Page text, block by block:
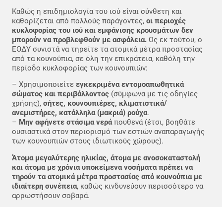
Καθώς η επιδημιολογία του ιού είναι σύνθετη και
καθορίζεται από πολλούς παράγοντες, οι περιοχές
κυκλοφορίας του ιού και εμφάνισης κρουσμάτων δεν
μπορούν να προβλεφθούν με ασφάλεια. Ως εκ τούτου, o
ΕΟΔΥ συνιστά να τηρείτε τα ατομικά μέτρα προστασίας
από τα κουνούπια, σε όλη την επικράτεια, καθόλη την
περίοδο κυκλοφορίας των κουνουπιών:
– Χρησιμοποιείτε εγκεκριμένα εντομοαπωθητικά
σώματος και περιβάλλοντος (σύμφωνα με τις οδηγίες
χρήσης), σήτες, κουνουπιέρες, κλιματιστικά/
ανεμιστήρες, κατάλληλα (μακριά) ρούχα.
– Μην αφήνετε στάσιμα νεράπουθενά (έτσι, βοηθάτε
ουσιαστικά στον περιορισμό των εστιών αναπαραγωγής
των κουνουπιών στους ιδιωτικούς χώρους).
Άτομα μεγαλύτερης ηλικίας, άτομα με ανοσοκαταστολή
και άτομα με χρόνια υποκείμενα νοσήματα πρέπει να
τηρούν τα ατομικά μέτρα προστασίας από κουνούπια με
ιδιαίτερη συνέπεια, καθώς κινδυνεύουν περισσότερο να
αρρωστήσουν σοβαρά.